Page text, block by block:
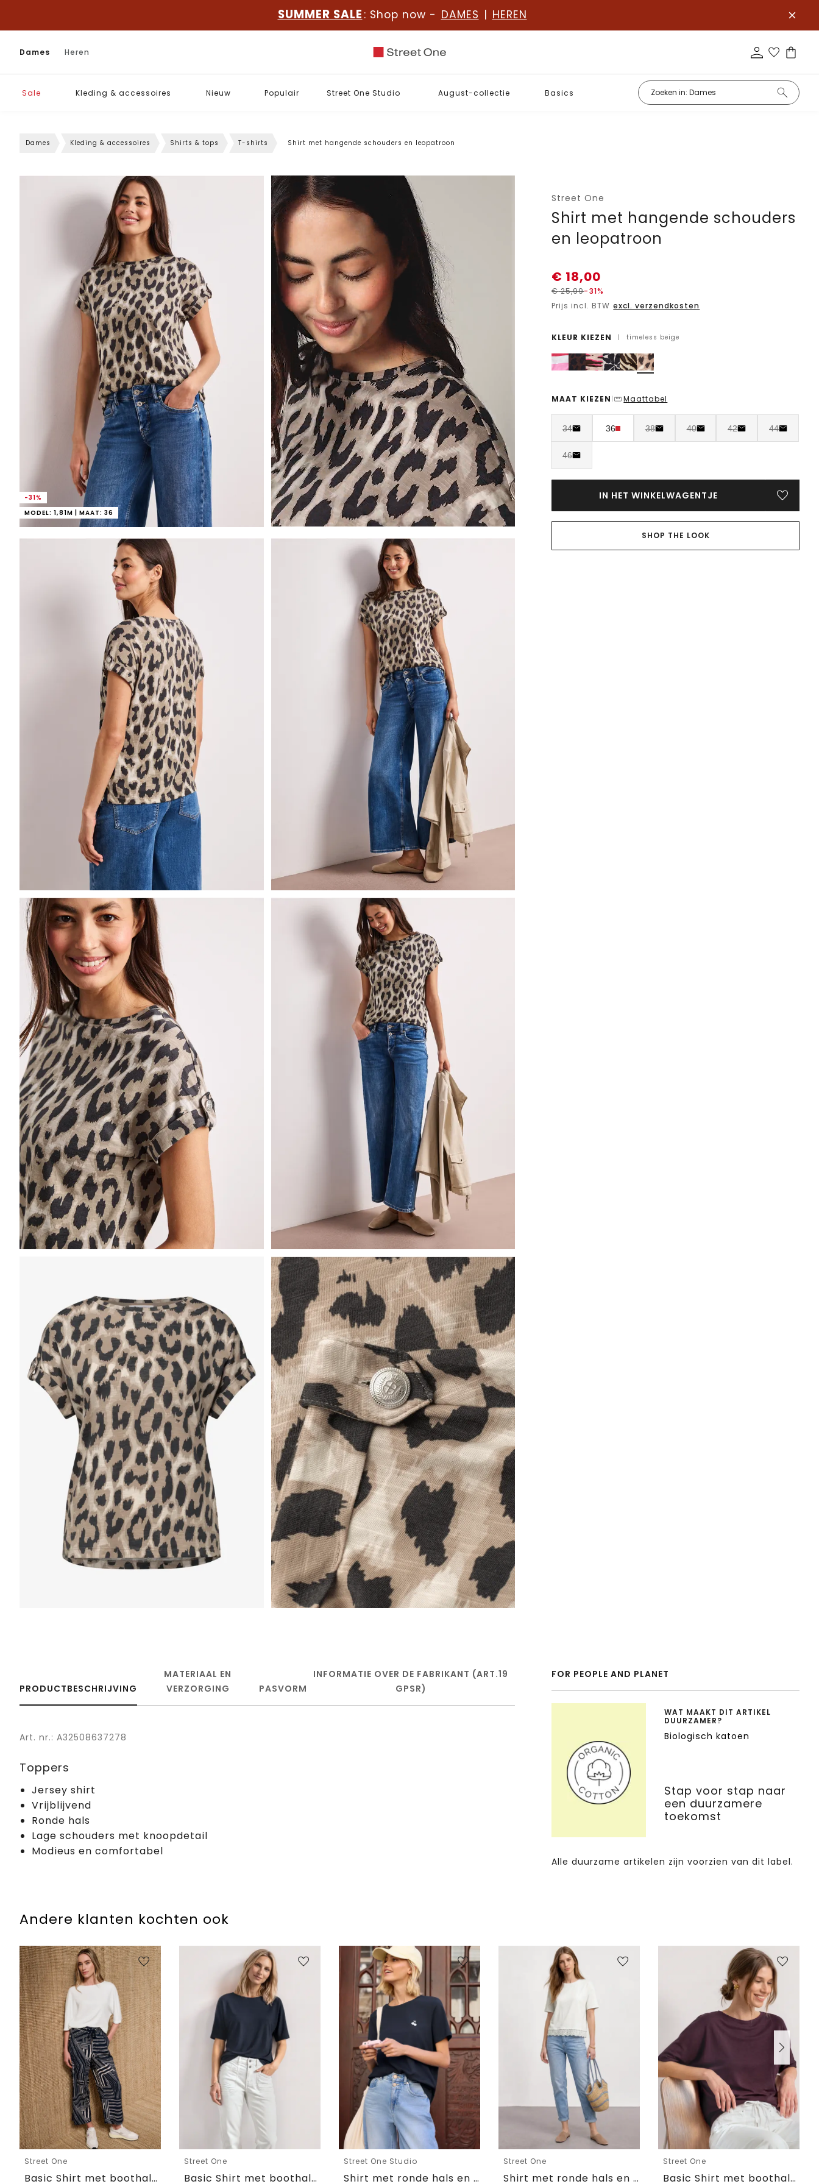
SUMMER SALE : Shop now - DAMES | HEREN
Dames Heren
Sale Kleding & accessoires Nieuw Populair Street One Studio August-collectie Basics
Dames Kleding & accessoires Shirts & tops T-shirts Shirt met hangende schouders en leopatroon
-31%
MODEL: 1,81M | MAAT: 36
Street One
Shirt met hangende schouders
en leopatroon
€ 18,00
€25,99-31%
Prijs incl. BTW excl. verzendkosten
KLEUR KIEZEN | timeless beige
MAAT KIEZEN | Maattabel
34 36 38 40 42 44
46
IN HET WINKELWAGENTJE
SHOP THE LOOK
PRODUCTBESCHRIJVING
MATERIAAL EN
VERZORGING
PASVORM
INFORMATIE OVER DE FABRIKANT (ART.19
GPSR)
Art. nr.: A32508637278
Toppers
Jersey shirt
Vrijblijvend
Ronde hals
Lage schouders met knoopdetail
Modieus en comfortabel
FOR PEOPLE AND PLANET
WAT MAAKT DIT ARTIKEL
DUURZAMER?
Biologisch katoen
Stap voor stap naar
een duurzamere
toekomst
Alle duurzame artikelen zijn voorzien van dit label.
Andere klanten kochten ook
Street One
Basic Shirt met boothals en elastische zoom
Street One
Basic Shirt met boothals en elastische zoom
Street One Studio
Shirt met ronde hals en geborduurd detail
Street One
Shirt met ronde hals en kant
Street One
Basic Shirt met boothals en elastische zoom